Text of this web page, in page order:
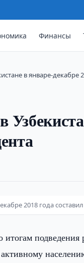
Финансы
в январе-декабре
2018 года
итогам подведения